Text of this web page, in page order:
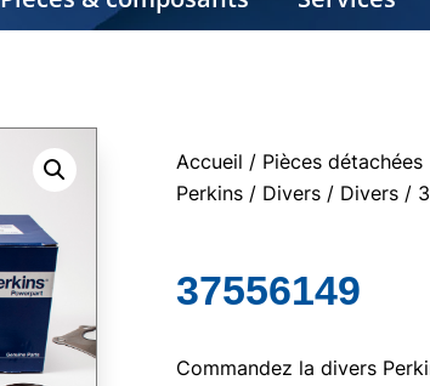
Accueil / Pièces détachées
Perkins / Divers / Divers /
37556149
Commandez la divers